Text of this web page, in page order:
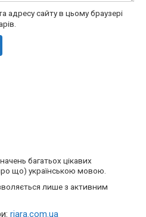
адресу сайту в цьому браузері
багатьох цікавих
що) українською мовою.
лише з активним
riara.com.ua